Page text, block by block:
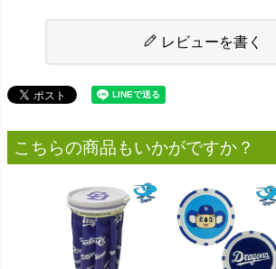
レビューを書く
こちらの商品もいかがですか？